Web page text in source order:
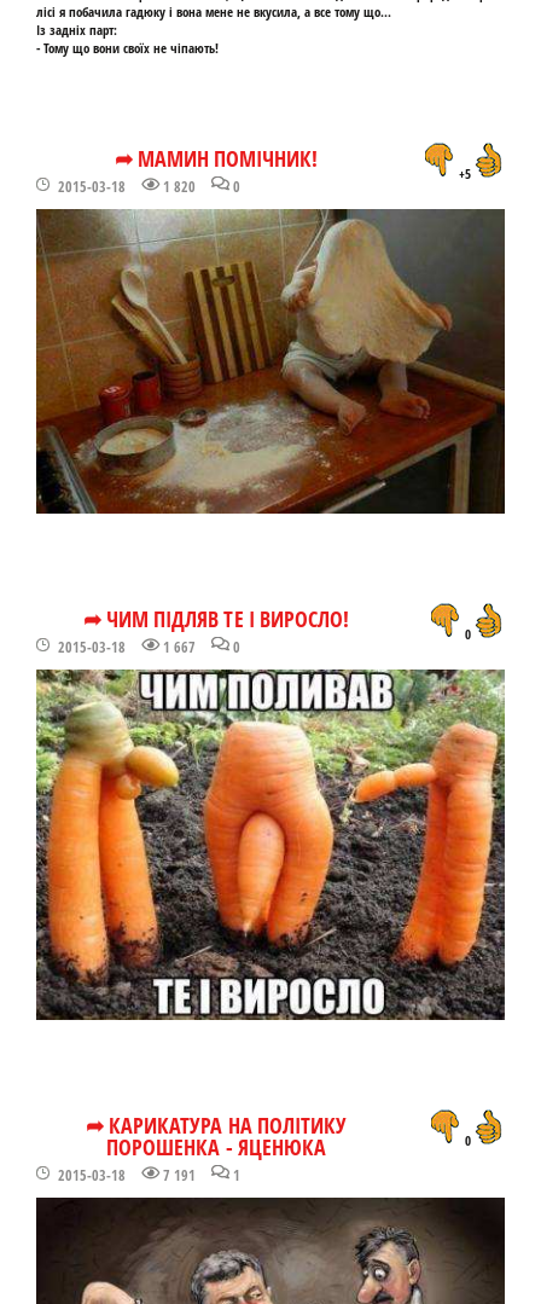
лісі я побачила гадюку і вона мене не вкусила, а все тому що...
Із задніх парт:
- Тому що вони своїх не чіпають!
➦ МАМИН ПОМІЧНИК!
2015-03-18 1 820 0
+5
➦ ЧИМ ПІДЛЯВ ТЕ І ВИРОСЛО!
2015-03-18 1 667 0
0
➦ КАРИКАТУРА НА ПОЛІТИКУ
ПОРОШЕНКА - ЯЦЕНЮКА
2015-03-18 7 191 1
0